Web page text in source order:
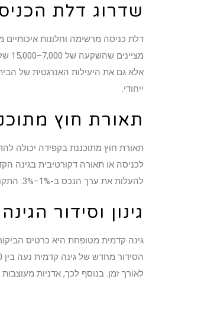
שדרוג דלת
דלת כניסה מרשימה וחלונות
אלא גם את היעילות האנרגטית של הבית
ייחודי.
תאורת חוץ
תאורת חוץ מתוכננת בקפידה יכולה
להעלות את ערך הנכס ב-1%–3%. התקנת חיישני תנועה לתאורה מוסיפה גם אלמנט של בטיחות וחיסכון באנרגיה שאלה שני גורמים שמושכים קונים פוטנציאליים.
גינון וסידור
גינה קדמית מטופחת היא כרטיס
לאורך זמן. בנוסף לכך, אדניות